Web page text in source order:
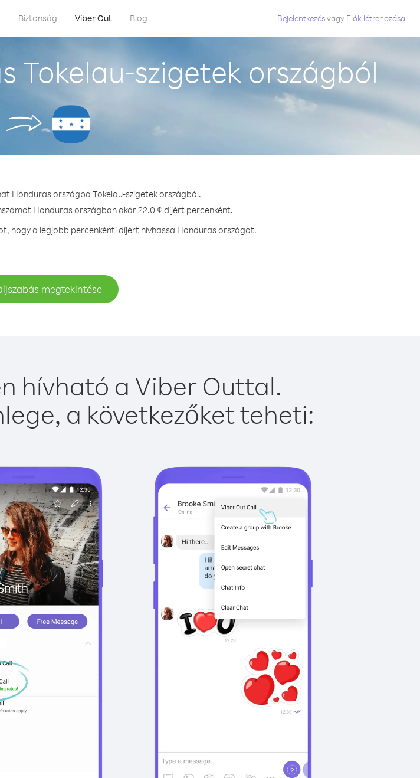
Biztonság Viber Out Blog Bejelentkezésvagy Fiók létrehozása
Tokelau-szigetek országból
Honduras országba Tokelau-szigetek országból.
Honduras országban akár 22.0 ¢ díjért percenként.
hogy a legjobb percenkénti díjért hívhassa Honduras országot.
megtekintése
hívható a Viber Outtal.
a következőket teheti: